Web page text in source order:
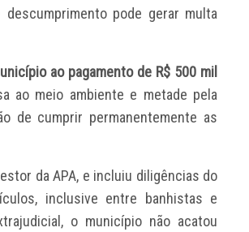
descumprimento pode gerar multa
ao pagamento de R$ 500 mil
ao meio ambiente e metade pela
de cumprir permanentemente as
da APA, e incluiu diligências do
inclusive entre banhistas e
o município não acatou